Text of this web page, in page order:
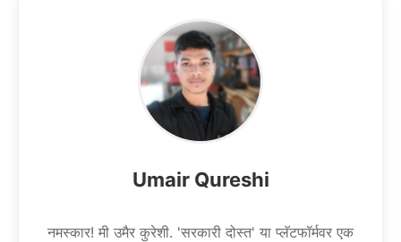
Umair Qureshi
नमस्कार! मी उमैर कुरेशी. 'सरकारी दोस्त' या प्लॅटफॉर्मवर एक